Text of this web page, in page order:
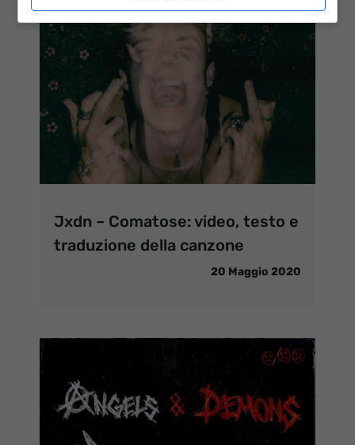
Jxdn – Comatose: video, testo e
traduzione della canzone
20 Maggio 2020